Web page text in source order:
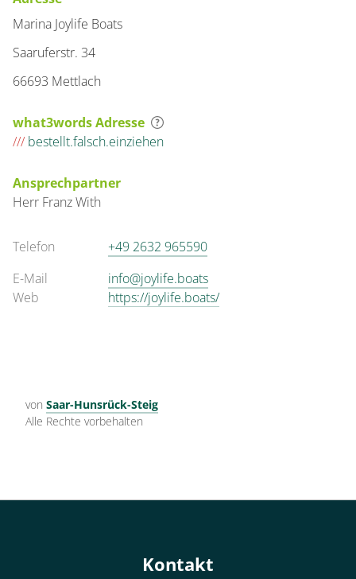
Marina Joylife Boats
Saaruferstr. 34
66693 Mettlach
what3words Adresse
/// bestellt.falsch.einziehen
Ansprechpartner
Herr FranzWith
Telefon
+49 2632 965590
E-Mail
info@joylife.boats
Web
https://joylife.boats/
von Saar-Hunsrück-Steig
Alle Rechte vorbehalten
Kontakt